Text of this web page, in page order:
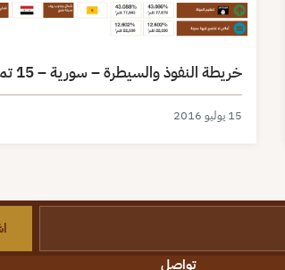
خريطة النفوذ والسيطرة – سورية – 15 تموز 2016
15 يوليو 2016
تواصل